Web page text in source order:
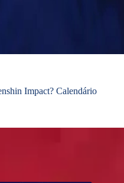
Impact? Calendário